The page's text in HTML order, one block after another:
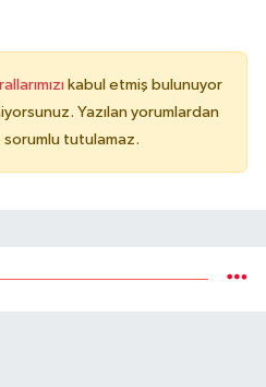
kabul etmiş bulunuyor
Yazılan yorumlardan
tutulamaz.